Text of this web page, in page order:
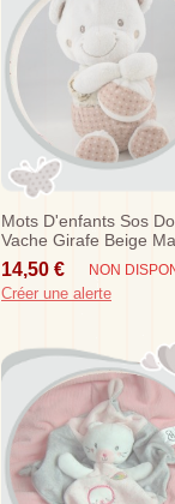
Mots D'enfants Sos
Vache Girafe Beige
Musical Ballon
14,50 € NON
Créer une alerte